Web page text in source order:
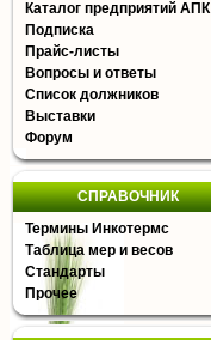
Каталог предприятий АПК
Подписка
Прайс-листы
Вопросы и ответы
Список должников
Выставки
Форум
СПРАВОЧНИК
Термины Инкотермс
Таблица мер и весов
Стандарты
Прочее